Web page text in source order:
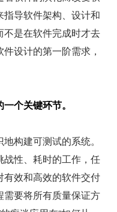
导软件架构、设计和
是在软件完成时才去
设计的第一阶需求，
个关键环节。
构建可测试的系统。
性、耗时的工作，任
效和高效的软件交付
要将所有质量保证方